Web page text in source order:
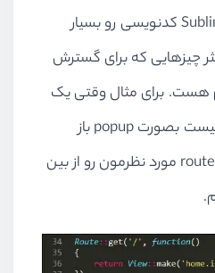
Laravel Snippets در Sublime کدنویسی رو بسیار
چیزهایی که برای گسترش
هست. برای مثال وقتی یک
route میسازیم یک یک لیست بصورت popup باز
میشه و به ما اجازه میده route مورد نظرمون رو از بین